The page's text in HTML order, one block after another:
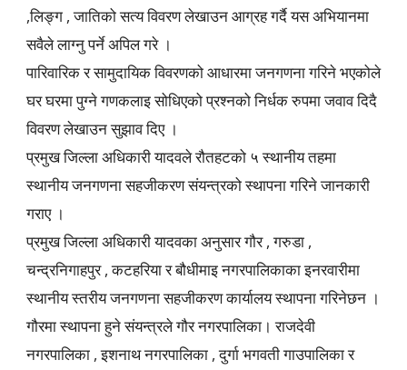
,लिङ्ग , जातिको सत्य विवरण लेखाउन आग्रह गर्दै यस अभियानमा
सवैले लाग्नु पर्ने अपिल गरे ।
पारिवारिक र सामुदायिक विवरणको आधारमा जनगणना गरिने भएकोले
घर घरमा पुग्ने गणकलाइ सोधिएको प्रश्नको निर्धक रुपमा जवाव दिदै
विवरण लेखाउन सुझाव दिए ।
प्रमुख जिल्ला अधिकारी यादवले रौतहटको ५ स्थानीय तहमा
स्थानीय जनगणना सहजीकरण संयन्त्रको स्थापना गरिने जानकारी
गराए ।
प्रमुख जिल्ला अधिकारी यादवका अनुसार गौर , गरुडा ,
चन्द्रनिगाहपुर , कटहरिया र बौधीमाइ नगरपालिकाका इनरवारीमा
स्थानीय स्तरीय जनगणना सहजीकरण कार्यालय स्थापना गरिनेछन ।
गौरमा स्थापना हुने संयन्त्रले गौर नगरपालिका। राजदेवी
नगरपालिका , इशनाथ नगरपालिका , दुर्गा भगवती गाउपालिका र